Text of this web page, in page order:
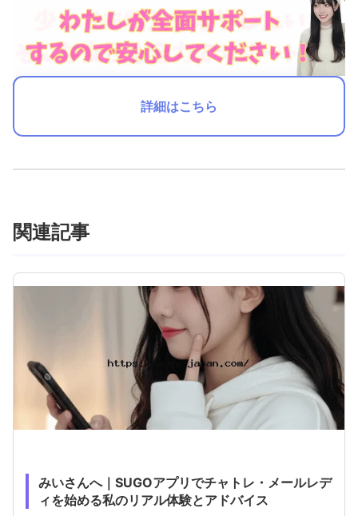
詳細はこちら
関連記事
みいさんへ｜SUGOアプリでチャトレ・メールレデ
ィを始める私のリアル体験とアドバイス